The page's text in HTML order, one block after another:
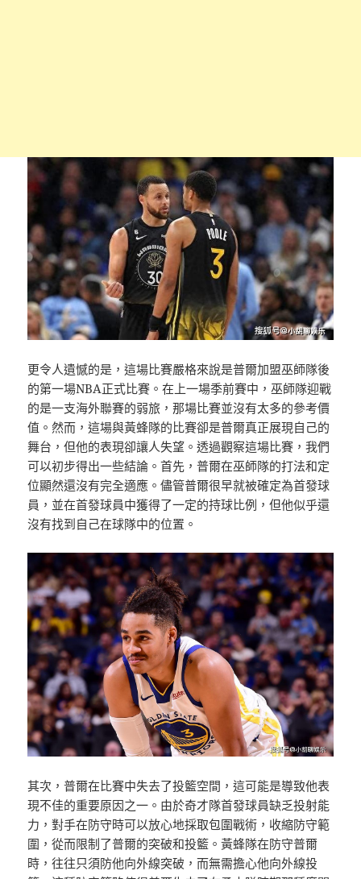
更令人遺憾的是，這場比賽嚴格來說是普爾加盟巫師隊後
的第一場NBA正式比賽。在上一場季前賽中，巫師隊迎戰
的是一支海外聯賽的弱旅，那場比賽並沒有太多的參考價
值。然而，這場與黃蜂隊的比賽卻是普爾真正展現自己的
舞台，但他的表現卻讓人失望。透過觀察這場比賽，我們
可以初步得出一些結論。首先，普爾在巫師隊的打法和定
位顯然還沒有完全適應。儘管普爾很早就被確定為首發球
員，並在首發球員中獲得了一定的持球比例，但他似乎還
沒有找到自己在球隊中的位置。
其次，普爾在比賽中失去了投籃空間，這可能是導致他表
現不佳的重要原因之一。由於奇才隊首發球員缺乏投射能
力，對手在防守時可以放心地採取包圍戰術，收縮防守範
圍，從而限制了普爾的突破和投籃。黃蜂隊在防守普爾
時，往往只須防他向外線突破，而無需擔心他向外線投